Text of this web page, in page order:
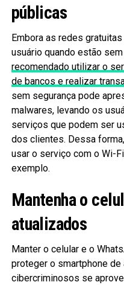
públicas
Embora as redes
usuário quando estão
recomendado utilizar o
de bancos e realizar
sem segurança pode
malwares, levando os
serviços que podem ser
dos clientes. Dessa
usar o serviço com o Wi-
exemplo.
Mantenha o
atualizados
Manter o celular e o
proteger o smartphone de
cibercriminosos se